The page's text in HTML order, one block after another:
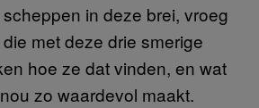
in deze brei, vroeg
met deze drie smerige
hoe ze dat vinden, en wat
zo waardevol maakt.